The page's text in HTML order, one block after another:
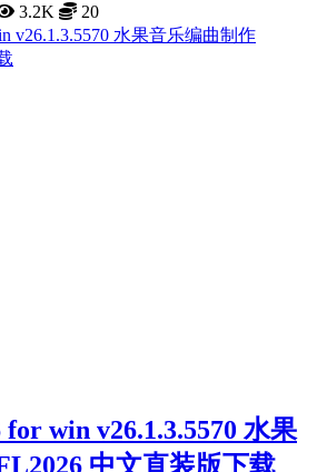
3.2K 20
win v26.1.3.5570 水果
中文直装版下载